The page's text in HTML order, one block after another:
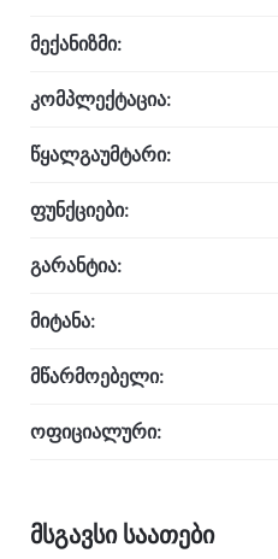
მექანიზმი:
კომპლექტაცია:
წყალგაუმტარი:
ფუნქციები:
გარანტია:
მიტანა:
მწარმოებელი:
ოფიციალური:
მსგავსი საათები